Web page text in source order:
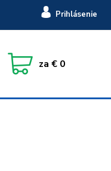
Prihlásenie
za € 0